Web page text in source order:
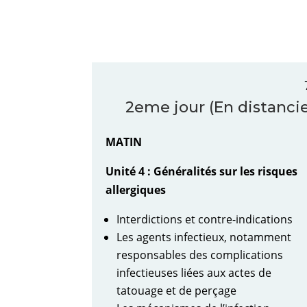
2eme jour (En
MATIN
Unité 4 : Généralités sur les risques
allergiques
Interdictions et contre-indications
Les agents infectieux, notamment
responsables des complications
infectieuses liées aux actes de
tatouage et de perçage